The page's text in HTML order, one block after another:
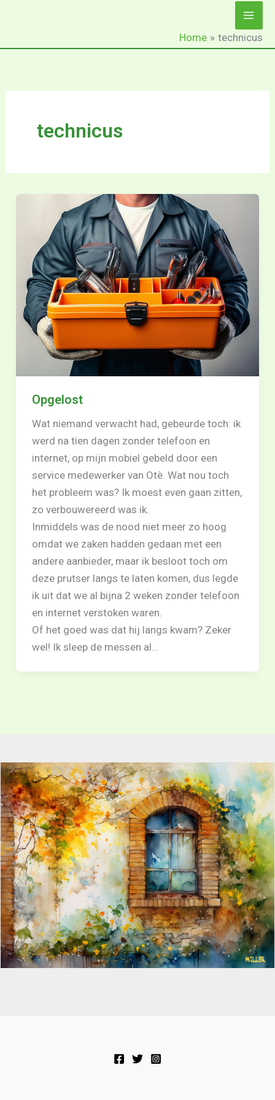
Home technicus
technicus
Opgelost
Wat niemand verwacht had, gebeurde toch: ik
werd na tien dagen zonder telefoon en
internet, op mijn mobiel gebeld door een
service medewerker van Otè. Wat nou toch
het probleem was? Ik moest even gaan zitten,
zo verbouwereerd was ik.
Inmiddels was de nood niet meer zo hoog
omdat we zaken hadden gedaan met een
andere aanbieder, maar ik besloot toch om
deze prutser langs te laten komen, dus legde
ik uit dat we al bijna 2 weken zonder telefoon
en internet verstoken waren.
Of het goed was dat hij langs kwam? Zeker
wel! Ik sleep de messen al…